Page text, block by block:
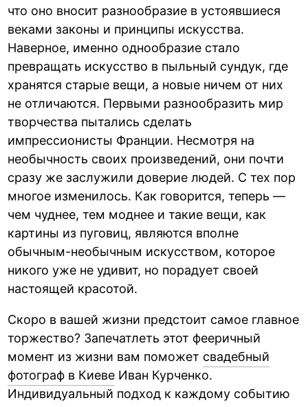
что оно вносит разнообразие в устоявшиеся
веками законы и принципы искусства.
Наверное, именно однообразие стало
превращать искусство в пыльный сундук, где
хранятся старые вещи, а новые ничем от них
не отличаются. Первыми разнообразить мир
творчества пытались сделать
импрессионисты Франции. Несмотря на
необычность своих произведений, они почти
сразу же заслужили доверие людей. С тех пор
многое изменилось. Как говорится, теперь —
чем чуднее, тем моднее и такие вещи, как
картины из пуговиц, являются вполне
обычным-необычным искусством, которое
никого уже не удивит, но порадует своей
настоящей красотой.
Скоро в вашей жизни предстоит самое главное
торжество? Запечатлеть этот фееричный
момент из жизни вам поможет свадебный
фотограф в Киеве Иван Курченко.
Индивидуальный подход к каждому событию